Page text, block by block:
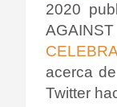
2020
acerca
Twitter